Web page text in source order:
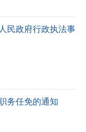
民政府行政执法事
务任免的通知